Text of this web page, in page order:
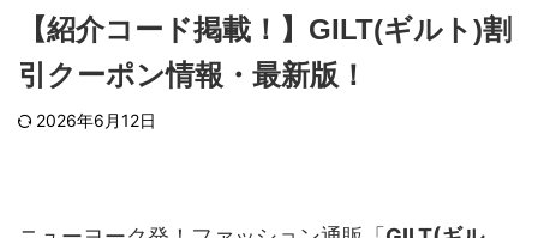
【紹介コード掲載！】GILT(ギルト)割
引クーポン情報・最新版！
2026年6月12日